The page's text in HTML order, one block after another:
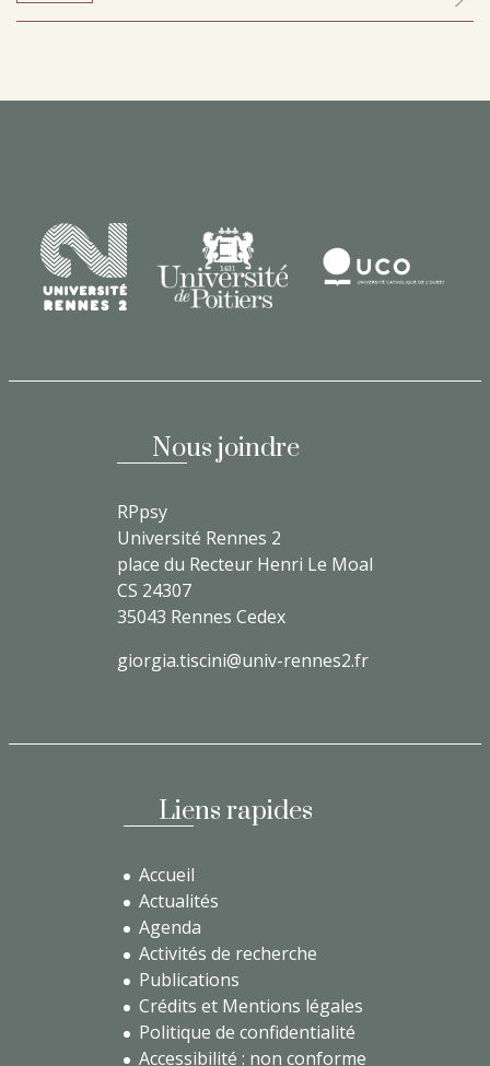
Nous joindre
RPpsy
Université Rennes 2
place du Recteur Henri Le Moal
CS 24307
35043 Rennes Cedex
giorgia.tiscini@univ-rennes2.fr
Liens rapides
Accueil
Actualités
Agenda
Activités de recherche
Publications
Crédits et Mentions légales
Politique de confidentialité
Accessibilité : non conforme